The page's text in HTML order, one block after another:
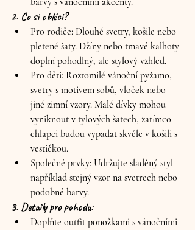
2. Co si obléci?
Pro rodiče: Dlouhé svetry, košile nebo
pletené šaty. Džíny nebo tmavé kalhoty
doplní pohodlný, ale stylový vzhled.
Pro děti: Roztomilé vánoční pyžamo,
svetry s motivem sobů, vloček nebo
jiné zimní vzory. Malé dívky mohou
vyniknout v tylových šatech, zatímco
chlapci budou vypadat skvěle v košili s
vestičkou.
Společné prvky: Udržujte sladěný styl –
například stejný vzor na svetrech nebo
podobné barvy.
3. Detaily pro pohodu:
Doplňte outfit ponožkami s vánočními